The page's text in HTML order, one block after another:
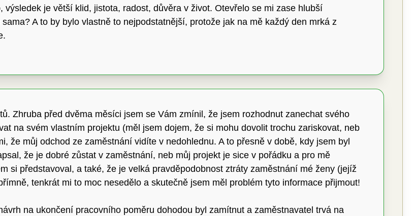
je větší klid, jistota, radost, důvěra v život. Otevřelo se mi zase hlubší
A to by bylo vlastně to nejpodstatnější, protože jak na mě každý den mrká z
Zhruba před dvěma měsíci jsem se Vám zmínil, že jsem rozhodnut zanechat svého
na svém vlastním projektu (měl jsem dojem, že si mohu dovolit trochu zariskovat, neb
že můj odchod ze zaměstnání vidíte v nedohlednu. A to přesně v době, kdy jsem byl
že je dobré zůstat v zaměstnání, neb můj projekt je sice v pořádku a pro mě
si představoval, a také, že je velká pravděpodobnost ztráty zaměstnání mé ženy (jejíž
tenkrát mi to moc nesedělo a skutečně jsem měl problém tyto informace přijmout!
na ukončení pracovního poměru dohodou byl zamítnut a zaměstnavatel trvá na